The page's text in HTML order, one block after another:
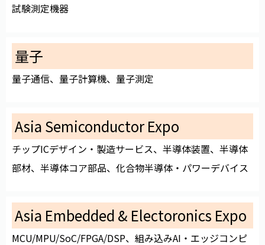
試験測定機器
量子
量子通信、量子計算機、量子測定
Asia Semiconductor Expo
チップICデザイン・製造サービス、半導体装置、半導体
部材、半導体コア部品、化合物半導体・パワーデバイス
Asia Embedded & Electoronics Expo
MCU/MPU/SoC/FPGA/DSP、組み込みAI・エッジコンピ